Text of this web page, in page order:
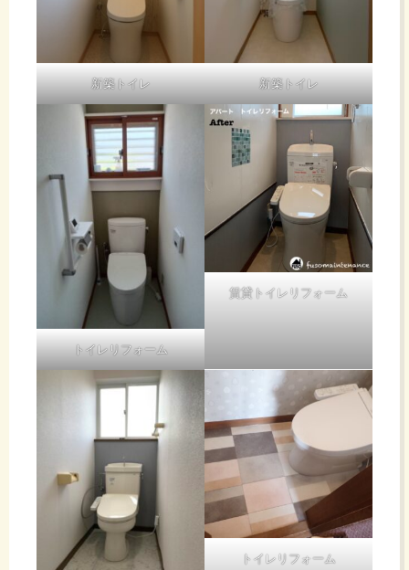
新築トイレ 新築トイレ
トイレリフォーム
賃貸トイレリフォーム
トイレリフォーム